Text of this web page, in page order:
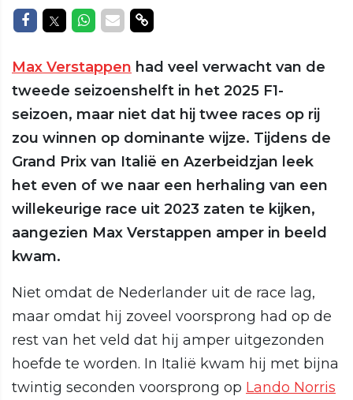
Delen op Facebook
Delen op Twitter
Delen op Whatsapp
Delen via Mail
Delen via link
Max Verstappen had veel verwacht van de
tweede seizoenshelft in het 2025 F1-
seizoen, maar niet dat hij twee races op rij
zou winnen op dominante wijze. Tijdens de
Grand Prix van Italië en Azerbeidzjan leek
het even of we naar een herhaling van een
willekeurige race uit 2023 zaten te kijken,
aangezien Max Verstappen amper in beeld
kwam.
Niet omdat de Nederlander uit de race lag,
maar omdat hij zoveel voorsprong had op de
rest van het veld dat hij amper uitgezonden
hoefde te worden. In Italië kwam hij met bijna
twintig seconden voorsprong op Lando Norris